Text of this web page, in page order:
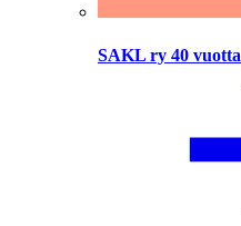
SAKL ry 40 vuotta